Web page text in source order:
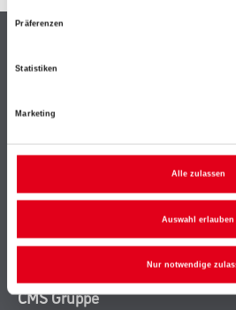
Präferenzen
Statistiken
Marketing
Alle zulassen
Auswahl erlauben
Nur notwendige
Farbe
Trockenbau
Putze- und Spachtelmassen
Wand- & Deckenbeläge
Verbrauchsmaterialien
CMS Gruppe